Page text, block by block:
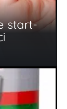
start-